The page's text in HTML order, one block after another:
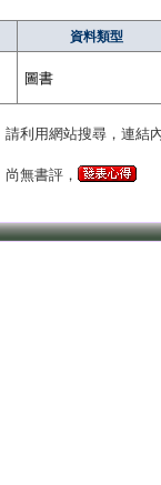
資料類型
圖書
請利用網站搜尋，連結
尚無書評，